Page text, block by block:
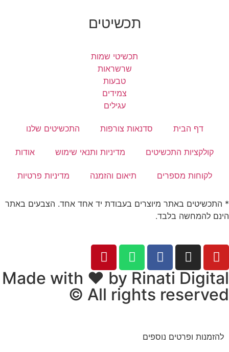
תכשיטים
תכשיטי שמות
שרשראות
טבעות
צמידים
עגילים
דף הבית סדנאות צורפות התכשיטים שלנו
קולקציות התכשיטים מדיניות ותנאי שימוש אודות
לקוחות מספרים תיאום והזמנה מדיניות פרטיות
* התכשיטים באתר מיוצרים בעבודת יד אחד אחד. הצבעים באתר
הינם להמחשה בלבד.
Made with ❤ by Rinati Digital
© All rights reserved​​
להזמנות ופרטים נוספים